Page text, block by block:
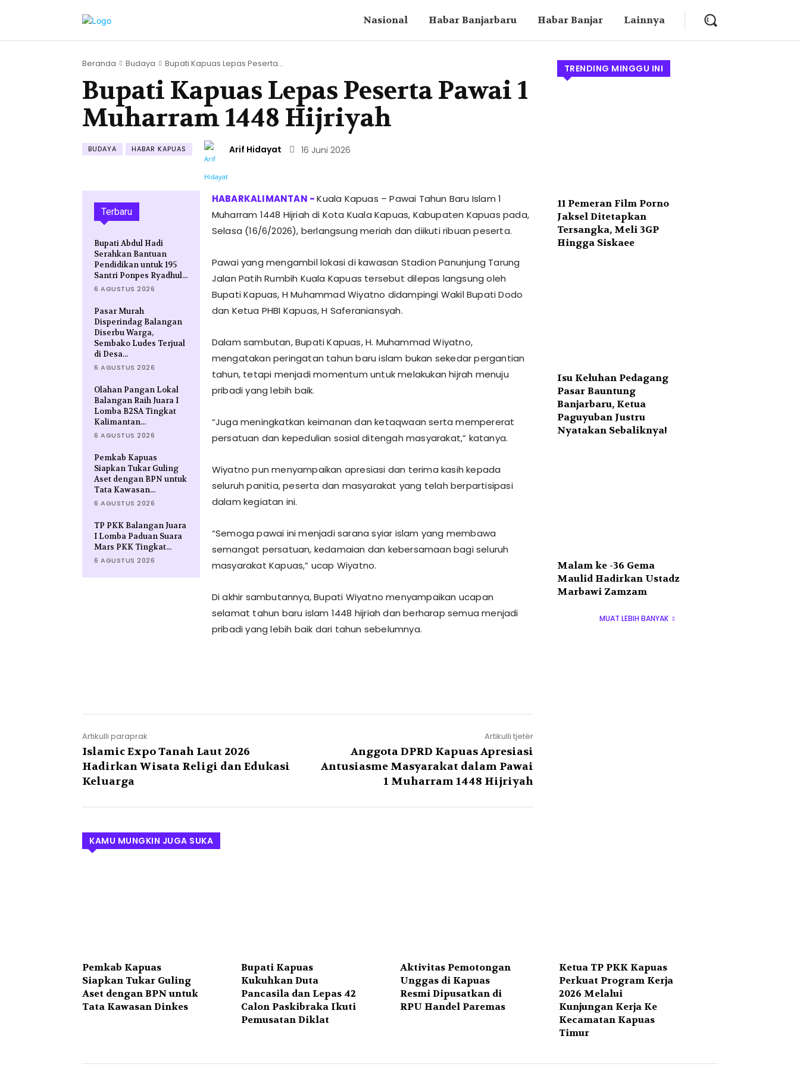
Nasional Habar Banjarbaru Habar Banjar Lainnya
Beranda Budaya Bupati Kapuas Lepas Peserta...
Bupati Kapuas Lepas Peserta Pawai 1
Muharram 1448 Hijriyah
BUDAYA HABAR KAPUAS Arif Hidayat 16 Juni 2026
Terbaru
Bupati Abdul Hadi
Serahkan Bantuan
Pendidikan untuk 195
Santri Ponpes Ryadhul...
6 AGUSTUS 2026
Pasar Murah
Disperindag Balangan
Diserbu Warga,
Sembako Ludes Terjual
di Desa...
6 AGUSTUS 2026
Olahan Pangan Lokal
Balangan Raih Juara I
Lomba B2SA Tingkat
Kalimantan...
6 AGUSTUS 2026
Pemkab Kapuas
Siapkan Tukar Guling
Aset dengan BPN untuk
Tata Kawasan...
6 AGUSTUS 2026
TP PKK Balangan Juara
I Lomba Paduan Suara
Mars PKK Tingkat...
6 AGUSTUS 2026
Kuala Kapuas – Pawai Tahun Baru Islam 1
Muharram 1448 Hijriah di Kota Kuala Kapuas, Kabupaten Kapuas pada,
Selasa (16/6/2026), berlangsung meriah dan diikuti ribuan peserta.
Pawai yang mengambil lokasi di kawasan Stadion Panunjung Tarung
Jalan Patih Rumbih Kuala Kapuas tersebut dilepas langsung oleh
Bupati Kapuas, H Muhammad Wiyatno didampingi Wakil Bupati Dodo
dan Ketua PHBI Kapuas, H Saferaniansyah.
Dalam sambutan, Bupati Kapuas, H. Muhammad Wiyatno,
mengatakan peringatan tahun baru islam bukan sekedar pergantian
tahun, tetapi menjadi momentum untuk melakukan hijrah menuju
pribadi yang lebih baik.
“Juga meningkatkan keimanan dan ketaqwaan serta mempererat
persatuan dan kepedulian sosial ditengah masyarakat,” katanya.
Wiyatno pun menyampaikan apresiasi dan terima kasih kepada
seluruh panitia, peserta dan masyarakat yang telah berpartisipasi
dalam kegiatan ini.
“Semoga pawai ini menjadi sarana syiar islam yang membawa
semangat persatuan, kedamaian dan kebersamaan bagi seluruh
masyarakat Kapuas,” ucap Wiyatno.
Di akhir sambutannya, Bupati Wiyatno menyampaikan ucapan
selamat tahun baru islam 1448 hijriah dan berharap semua menjadi
pribadi yang lebih baik dari tahun sebelumnya.
Artikulli paraprak
Islamic Expo Tanah Laut 2026
Hadirkan Wisata Religi dan Edukasi
Keluarga
Artikulli tjetër
Anggota DPRD Kapuas Apresiasi
Antusiasme Masyarakat dalam Pawai
1 Muharram 1448 Hijriyah
TRENDING MINGGU INI
11 Pemeran Film Porno
Jaksel Ditetapkan
Tersangka, Meli 3GP
Hingga Siskaee
Isu Keluhan Pedagang
Pasar Bauntung
Banjarbaru, Ketua
Paguyuban Justru
Nyatakan Sebaliknya!
Malam ke -36 Gema
Maulid Hadirkan Ustadz
Marbawi Zamzam
MUAT LEBIH BANYAK
KAMU MUNGKIN JUGA SUKA
Pemkab Kapuas
Siapkan Tukar Guling
Aset dengan BPN untuk
Tata Kawasan Dinkes
Bupati Kapuas
Kukuhkan Duta
Pancasila dan Lepas 42
Calon Paskibraka Ikuti
Pemusatan Diklat
Aktivitas Pemotongan
Unggas di Kapuas
Resmi Dipusatkan di
RPU Handel Paremas
Ketua TP PKK Kapuas
Perkuat Program Kerja
2026 Melalui
Kunjungan Kerja Ke
Kecamatan Kapuas
Timur